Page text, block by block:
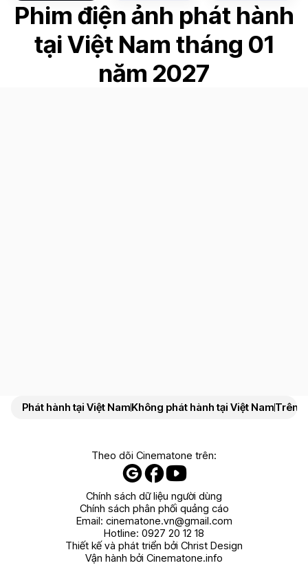
Phim điện ảnh phát hành
tại Việt Nam tháng 01
năm 2027
Phát hành tại Việt NamKhông phát hành tại Việt NamTrên
Theo dõi Cinematone trên:
Chính sách dữ liệu người dùng
Chính sách phân phối quảng cáo
Email: cinematone.vn@gmail.com
Hotline: 0927 20 12 18
Thiết kế và phát triển bởi Christ Design
Vận hành bởi Cinematone.info